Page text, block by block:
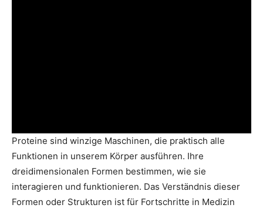
Proteine sind winzige Maschinen, die praktisch alle
Funktionen in unserem Körper ausführen. Ihre
dreidimensionalen Formen bestimmen, wie sie
interagieren und funktionieren. Das Verständnis dieser
Formen oder Strukturen ist für Fortschritte in Medizin